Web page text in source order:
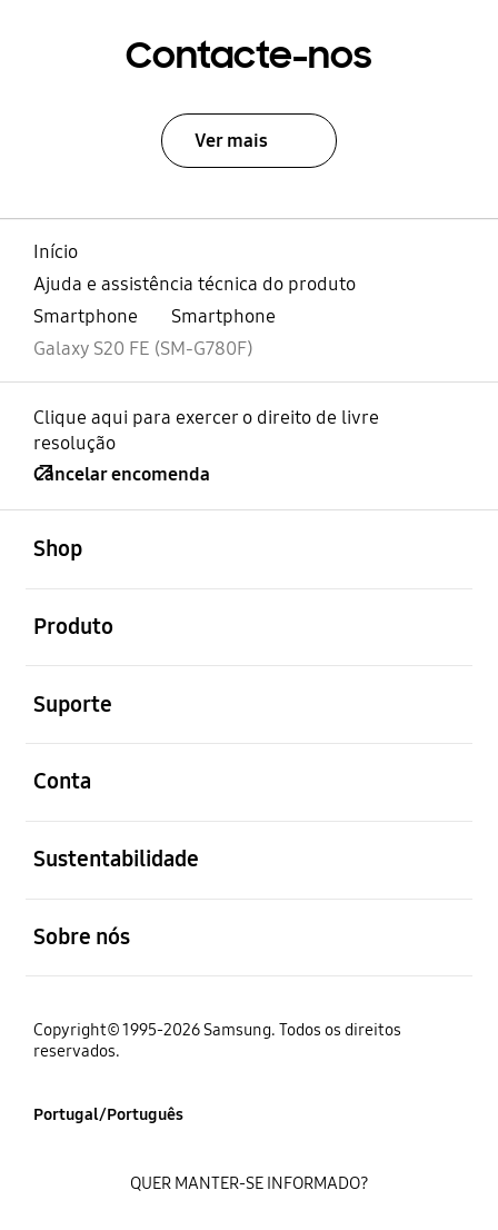
Contacte-nos
Ver mais
Início
Ajuda e assistência técnica do produto
Smartphone
Smartphone
Galaxy S20 FE (SM-G780F)
Clique aqui para exercer o direito de livre
resolução
Cancelar encomenda
Shop
Produto
Suporte
Conta
Sustentabilidade
Sobre nós
Copyright© 1995-2026 Samsung. Todos os direitos
reservados.
Portugal/Português
QUER MANTER-SE INFORMADO?